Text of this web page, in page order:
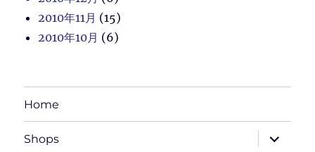
2010年11月 (15)
2010年10月 (6)
Home
Shops
ブ